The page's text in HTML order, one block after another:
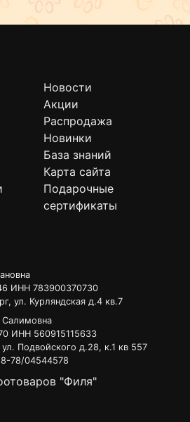
Новости
Акции
Распродажа
Новинки
База знаний
Карта сайта
Подарочные
сертификаты
ИНН 783900370730
ул. Курляндская д.4 кв.7
Салимовна
ИНН 560915115633
Подвойского д.28, к.1 кв 557
78/04544578
"Филя"